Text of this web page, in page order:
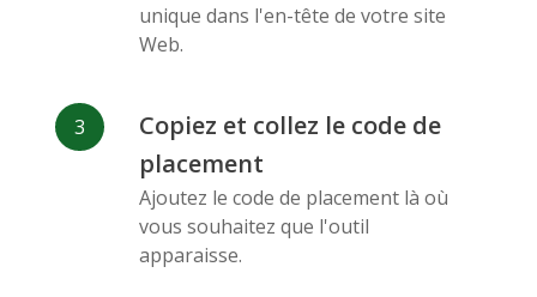
Maps
Snapchat Wechat
unique dans l'en-tête de votre site
Web.
Copiez et collez le code de
placement
Ajoutez le code de placement là où
vous souhaitez que l'outil
apparaisse.